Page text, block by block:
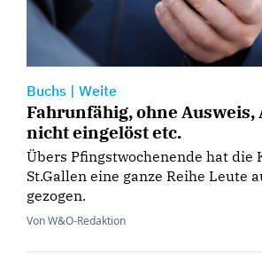
Buchs | Weite
Fahrunfähig, ohne Ausweis,
nicht eingelöst etc.
Übers Pfingstwochenende hat die
St.Gallen eine ganze Reihe Leute
gezogen.
Von W&O-Redaktion